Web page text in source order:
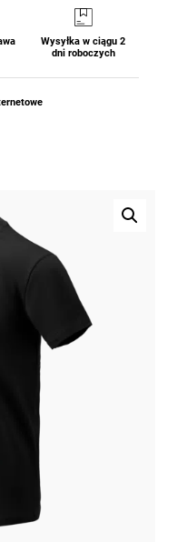
Wysyłka w ciągu 2
dni roboczych